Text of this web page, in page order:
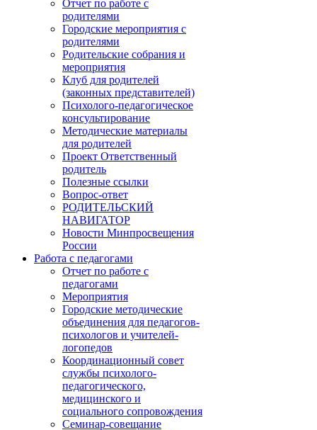
Отчет по работе с
родителями
Городские мероприятия с
родителями
Родительские собрания и
мероприятия
Клуб для родителей
(законных представителей)
Психолого-педагогическое
консультирование
Методические материалы
для родителей
Проект Ответственный
родитель
Полезные ссылки
Вопрос-ответ
РОДИТЕЛЬСКИЙ
НАВИГАТОР
Новости Минпросвещения
России
Работа с педагогами
Отчет по работе с
педагогами
Мероприятия
Городские методические
объединения для педагогов-
психологов и учителей-
логопедов
Координационный совет
службы психолого-
педагогического,
медицинского и
социального сопровождения
Семинар-совещание